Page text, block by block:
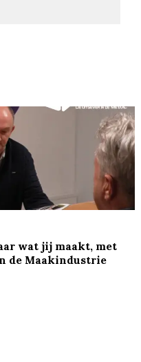
wat jij maakt, met
de Maakindustrie